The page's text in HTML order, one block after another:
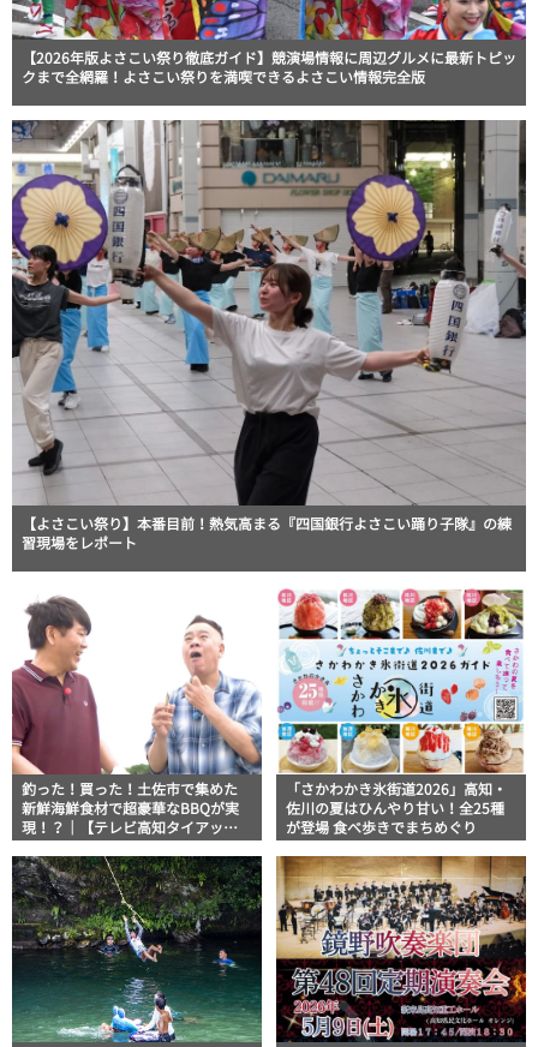
【2026年版よさこい祭り徹底ガイド】競演場情報に周辺グルメに最新トピッ
クまで全網羅！よさこい祭りを満喫できるよさこい情報完全版
【よさこい祭り】本番目前！熱気高まる『四国銀行よさこい踊り子隊』の練
習現場をレポート
釣った！買った！土佐市で集めた
新鮮海鮮食材で超豪華なBBQが実
現！？｜【テレビ高知タイアップ
く！
「さかわかき氷街道2026」高知・
佐川の夏はひんやり甘い！全25種
が登場 食べ歩きでまちめぐり